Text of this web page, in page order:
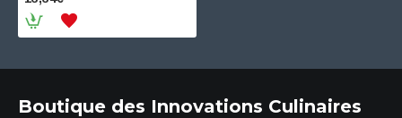
Boutique des Innovations Culinaires